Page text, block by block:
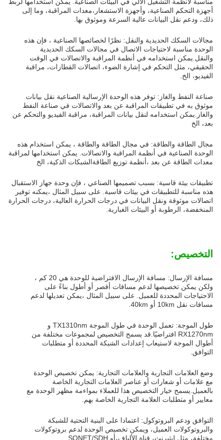
أجهزة التحكم الصناعية، وأجهزة الاستشعار،معدات المراقبة، وما إلى
ذلك، ودعم نقل البيانات عالية السرعة وموثوق بها.
مجالات السكك الحديدية والنقل: نظرًا لخصائصها الصناعية ، فإن هذه
الوحدة مناسبة لاحتياجات الاتصال في مجالات السكك الحديدية
والنقل.يمكن استخدامه في أنظمة المراقبة والاتصالات في الوقت
الحقيقي، مثل التحكم في إشارة الضوء، اتصالات القطارات، مراقبة
الفيديو، الخ.
صناعة النفط والغاز: توفر هذه الوحدة الإرسالية الصناعية نقل بيانات
موثوق به في تطبيقات المراقبة عن بعد والاتصالات في صناعة النفط
والغاز.يمكن استخدامه لنقل بيانات المراقبة، مراقبة الفيديو والتحكم عن
بعد، الخ
مجال الطاقة والطاقة: في مجال الطاقة والطاقة ، يمكن استخدام هذه
الوحدة الصناعية في أنظمة المراقبة والاتصالات. يمكن استخدامها لمراقبة
معدات الطاقة عن بعد ،أنظمة توزيع الطاقةالشبكات الذكية، الخ
تطبيقات بيئة قاسية: بسبب تصميمها الصناعي ، فإن وحدة جهاز الاستقبال
هذه مناسبة للتطبيقات في بيئات قاسية. على سبيل المثال ،يمكنه توفير
اتصالات موثوقة ونقل البيانات في درجات الحرارة العالية، درجات الحرارة
المنخفضة، الرطوبة أو البيئات الغبارية.
التخصيص:
مسافة الإرسال: مسافة الإرسال الافتراضية للوحدة هي 20 كم ،
ولكن يمكن تخصيصها لدعم مسافات أقصر أو أطول بناءً على
الاحتياجات المحددة للعميل. على سبيل المثال ،يمكن تعديلها لدعم
مسافات نقل 10km أو 40km.
طول الموجة: تعمل الوحدة في طول الموجة TX1310nm و
RX1270nm افتراضيًا.قد يسمح التخصيص لمجموعات مختلفة من
أطوال الموجة لاستيعاب إعدادات الشبكة المحددة أو متطلبات
التوافق.
وضع العلامات التجارية والعلامات التجارية: يمكن تخصيص الوحدة
مع علامات أو شعارات أو عناصر العلامات التجارية الخاصة
بالعميل.يسمح خيار التخصيص هذا للعملاء بمواءمة مظهر الوحدة مع
معايير أو متطلبات العلامة التجارية الخاصة بهم.
التوافق ودعم البروتوكول: اعتمادا على البنية التحتية للشبكة
والبروتوكولات العميل، ويمكن تخصيص الوحدة لدعم بروتوكولات
مختلفة، مثل إيثيرنث، قناة الألياف،أو SONET/SDH.